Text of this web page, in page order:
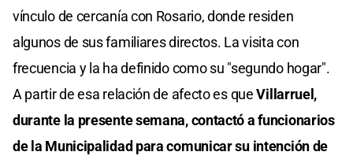
vínculo de cercanía con Rosario, donde residen
algunos de sus familiares directos. La visita con
frecuencia y la ha definido como su "segundo hogar".
A partir de esa relación de afecto es queVillarruel,
durante la presente semana, contactó a funcionarios
de la Municipalidad para comunicar su intención de